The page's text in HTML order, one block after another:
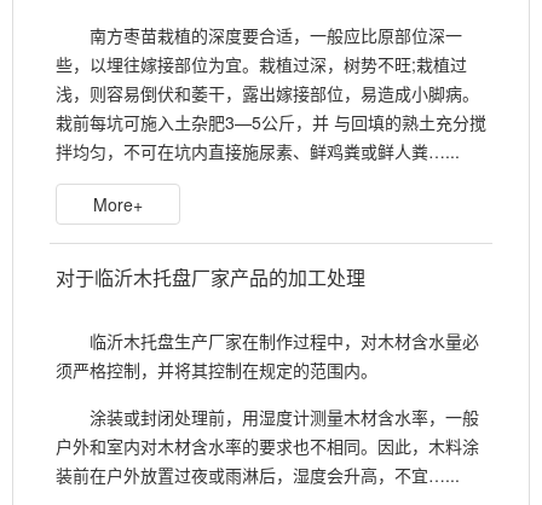
南方枣苗栽植的深度要合适，一般应比原部位深一
些，以埋往嫁接部位为宜。栽植过深，树势不旺;栽植过
浅，则容易倒伏和萎干，露出嫁接部位，易造成小脚病。
栽前每坑可施入土杂肥3—5公斤，并 与回填的熟土充分搅
拌均匀，不可在坑内直接施尿素、鲜鸡粪或鲜人粪…...
More+
对于临沂木托盘厂家产品的加工处理
临沂木托盘生产厂家在制作过程中，对木材含水量必
须严格控制，并将其控制在规定的范围内。
涂装或封闭处理前，用湿度计测量木材含水率，一般
户外和室内对木材含水率的要求也不相同。因此，木料涂
装前在户外放置过夜或雨淋后，湿度会升高，不宜…...